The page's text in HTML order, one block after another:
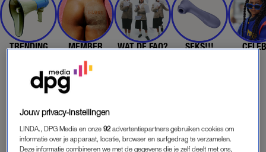
TRENDING MEMBER WAT DE FAQ? SEKS!!!
Jouw privacy-instellingen
LINDA., DPG Media en onze92 advertentiepartners gebruiken cookies om
informatie over je apparaat, locatie, browser en surfgedrag te verzamelen.
Deze informatie combineren we met de gegevens die je zelf deelt met ons,